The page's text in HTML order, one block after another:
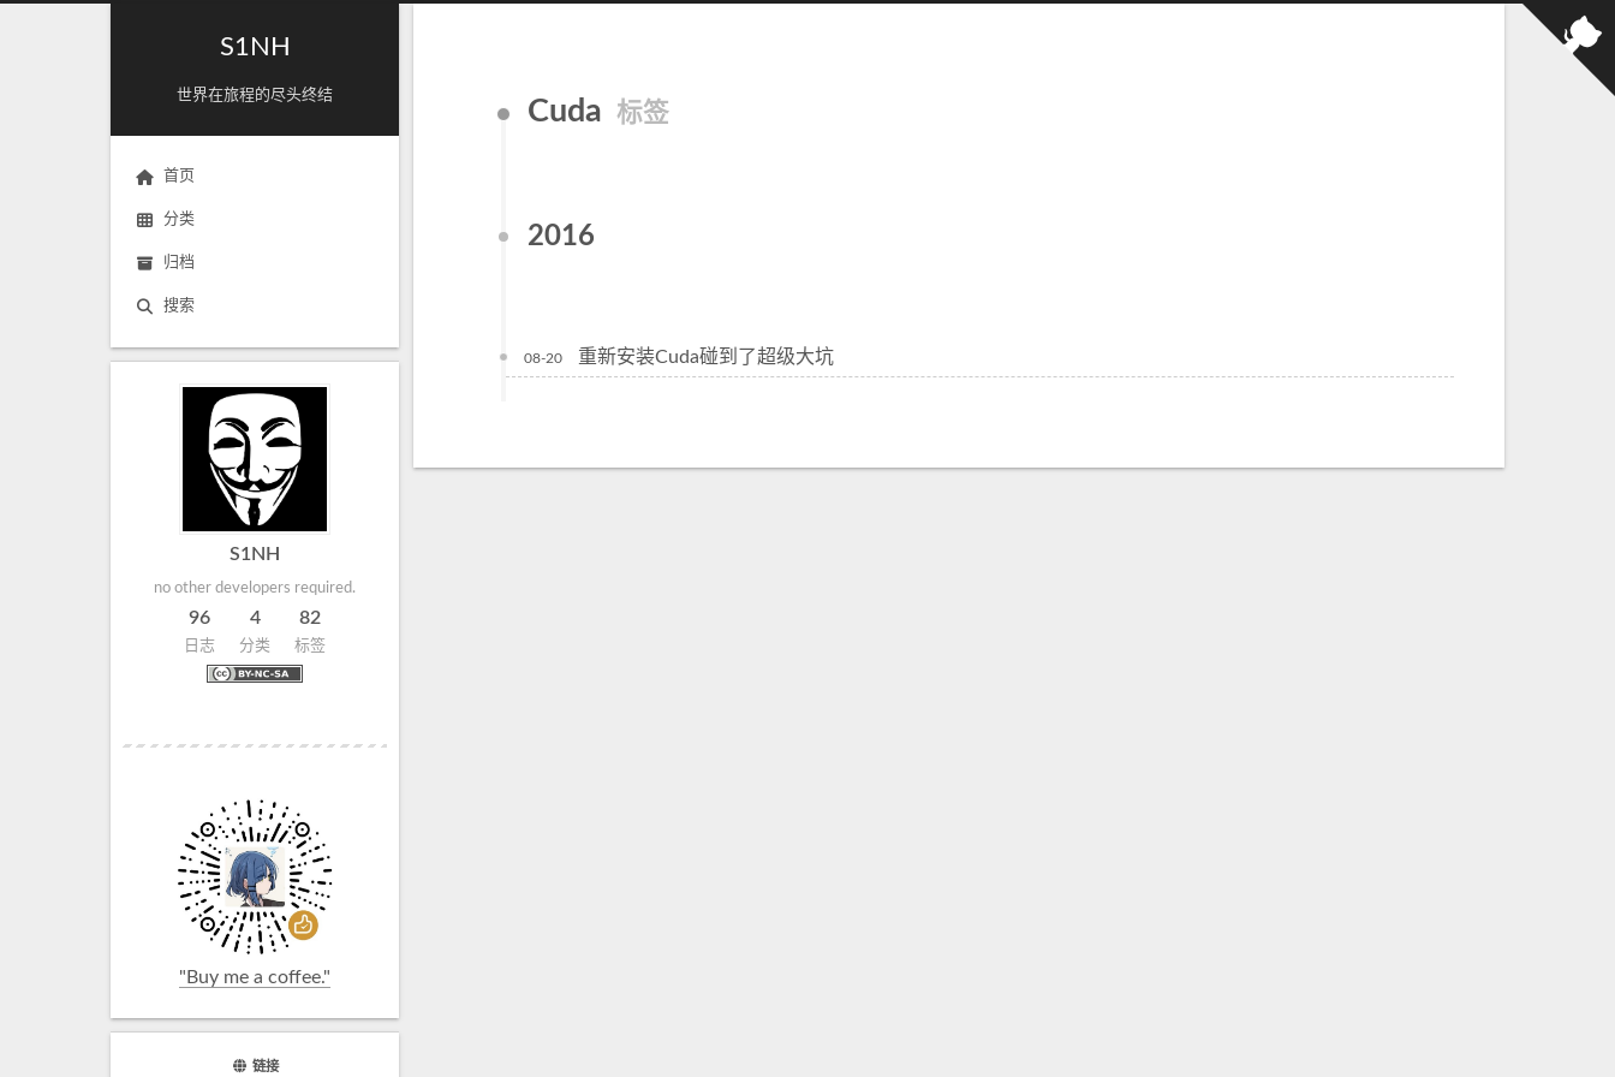
S1NH
世界在旅程的尽头终结
首页
分类
归档
搜索
S1NH
no other developers required.
96
日志
4
分类
82
标签
"Buy me a coffee."
链接
Cuda 标签
2016
08-20 重新安装Cuda碰到了超级大坑